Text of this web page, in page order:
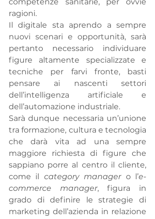
ragioni.
Il digitale sta aprendo a sempre
nuovi scenari e opportunità, sarà
pertanto necessario individuare
figure altamente specializzate e
tecniche per farvi fronte, basti
pensare ai nascenti settori
dell’intelligenza artificiale e
dell’automazione industriale.
Sarà dunque necessaria un’unione
tra formazione, cultura e tecnologia
che darà vita ad una sempre
maggiore richiesta di figure che
sappiano porre al centro il cliente,
come il category manager o l’e-
commerce manager, figura in
grado di definire le strategie di
marketing dell’azienda in relazione